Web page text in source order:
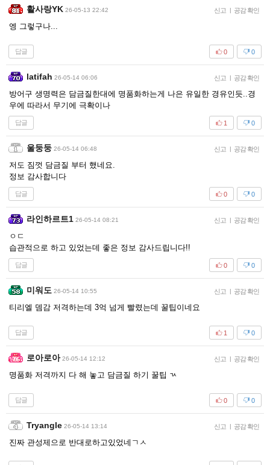
활사랑YK 26-05-13 22:42 신고 | 공감 확인
엥 그렇구나...
답글 0
0
latifah 26-05-14 06:06 신고 | 공감 확인
방어구 생명력은 담금질한대에 명품화하는게 나은 유일한 경유인듯..경
우에 따라서 무기에 극확이나
답글 0
1
울둥둥 26-05-14 06:48 신고 | 공감 확인
저도 짐껏 담금질 부터 했네요.
정보 감사합니다
답글 0
0
라인하르트1 26-05-14 08:21 신고 | 공감 확인
ㅇㄷ
습관적으로 하고 있었는데 좋은 정보 감사드립니다!!
답글 0
0
미워도 26-05-14 10:55 신고 | 공감 확인
티리엘 뎀감 저격하는데 3억 넘게 빨렸는데 꿀팁이네요
답글 0
1
로아로아 26-05-14 12:12 신고 | 공감 확인
명품화 저격까지 다 해 놓고 담금질 하기 꿀팁 ㄳ
답글 0
0
Tryangle 26-05-14 13:14 신고 | 공감 확인
진짜 관성제으로 반대로하고있었네ㄱㅅ